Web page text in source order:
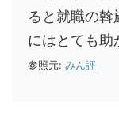
ると就職の
にはとても助
参照元: みん評